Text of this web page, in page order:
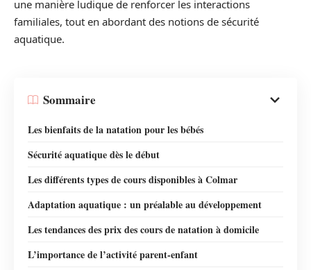
une manière ludique de renforcer les interactions
familiales, tout en abordant des notions de sécurité
aquatique.
Sommaire
Les bienfaits de la natation pour les bébés
Sécurité aquatique dès le début
Les différents types de cours disponibles à Colmar
Adaptation aquatique : un préalable au développement
Les tendances des prix des cours de natation à domicile
L’importance de l’activité parent-enfant